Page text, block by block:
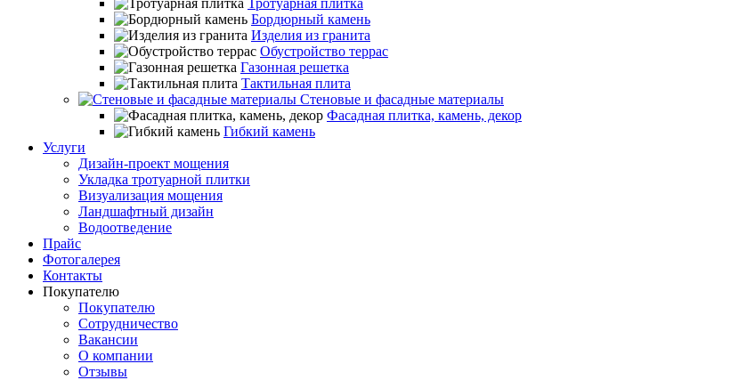
Тротуарная плитка
Бордюрный камень
Изделия из гранита
Обустройство террас
Газонная решетка
Тактильная плита
Стеновые и фасадные материалы
Фасадная плитка, камень, декор
Гибкий камень
Услуги
Дизайн-проект мощения
Укладка тротуарной плитки
Визуализация мощения
Ландшафтный дизайн
Водоотведение
Прайс
Фотогалерея
Контакты
Покупателю
Покупателю
Сотрудничество
Вакансии
О компании
Отзывы